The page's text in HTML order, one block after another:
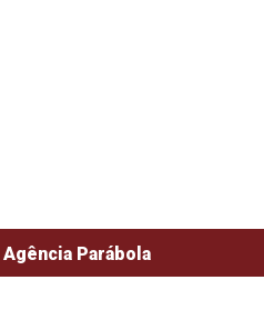
Agência Parábola